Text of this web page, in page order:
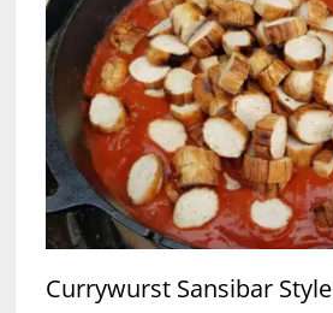
Currywurst Sansibar Style